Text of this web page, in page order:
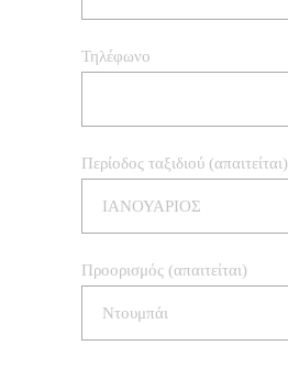
Τηλέφωνο
Περίοδος ταξιδιού (απαιτείται)
Προορισμός (απαιτείται)